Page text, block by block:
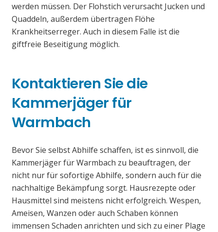
werden müssen. Der Flohstich verursacht Jucken und
Quaddeln, außerdem übertragen Flöhe
Krankheitserreger. Auch in diesem Falle ist die
giftfreie Beseitigung möglich.
Kontaktieren Sie die
Kammerjäger für
Warmbach
Bevor Sie selbst Abhilfe schaffen, ist es sinnvoll, die
Kammerjäger für Warmbach zu beauftragen, der
nicht nur für sofortige Abhilfe, sondern auch für die
nachhaltige Bekämpfung sorgt. Hausrezepte oder
Hausmittel sind meistens nicht erfolgreich. Wespen,
Ameisen, Wanzen oder auch Schaben können
immensen Schaden anrichten und sich zu einer Plage